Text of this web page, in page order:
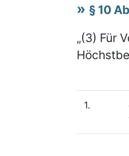
§ 10
„(3) Für
1.